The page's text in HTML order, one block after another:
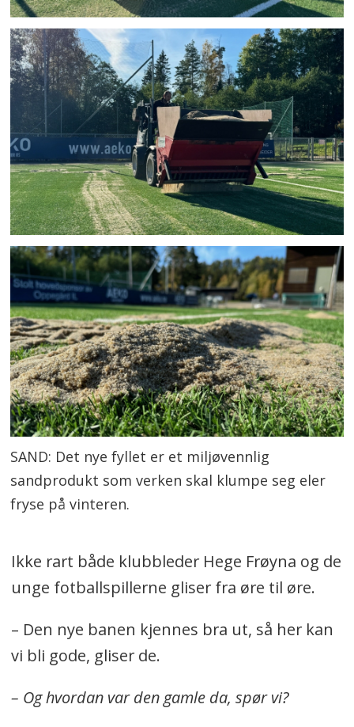
SAND: Det nye fyllet er et miljøvennlig
sandprodukt som verken skal klumpe seg eler
fryse på vinteren.
Ikke rart både klubbleder Hege Frøyna og de
unge fotballspillerne gliser fra øre til øre.
– Den nye banen kjennes bra ut, så her kan
vi bli gode, gliser de.
– Og hvordan var den gamle da, spør vi?